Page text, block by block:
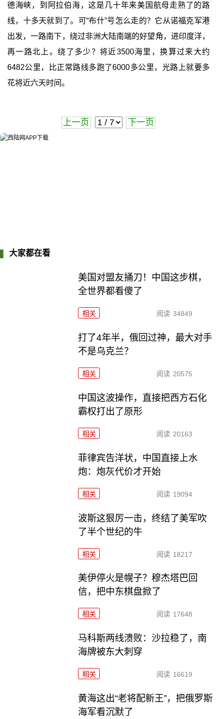
德海峡，到阿拉伯海，这是几十年来美国航母走熟了的路
线，十多天就到了。可“布什”号怎么走的？它从诺福克军港
出发，一路南下，绕过非洲大陆南端的好望角，进印度洋，
再一路北上。绕了多少？将近3500海里，换算过来大约
6482公里，比正常路线多跑了6000多公里，光路上就要多
花将近六天时间。
上一页 下一页
大家都在看
美国对盟友捅刀！中国这步棋，
全世界都看傻了
相关 阅读 34849
打了4年半，俄回过神，最大对手
不是乌克兰？
相关 阅读 20575
中国这波操作，直接把西方石化
霸权打出了原形
相关 阅读 20163
菲律宾告洋状，中国直接上水
炮：炮灰代价才开始
相关 阅读 19094
波斯这狠厉一击，终结了美军吹
了半个世纪的牛
相关 阅读 18217
美伊停火是幌子？穆杰塔巴回
信，把中东棋盘掀了
相关 阅读 17648
马科斯两线溃败：沙拉稳了，南
海牌被东大刺穿
相关 阅读 16619
黄海这出“老将配新王”，把俄罗斯
海军看沉默了